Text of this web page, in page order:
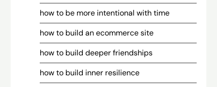
how to be more intentional with time
how to build an ecommerce site
how to build deeper friendships
how to build inner resilience